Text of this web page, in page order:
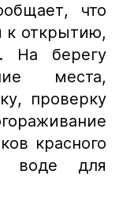
что
к открытию,
На берегу
места,
проверку
красного
воде для